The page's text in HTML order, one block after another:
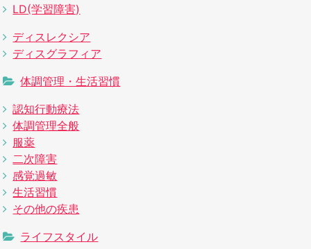
LD(学習障害)
ディスレクシア
ディスグラフィア
体調管理・生活習慣
認知行動療法
体調管理全般
服薬
二次障害
感覚過敏
生活習慣
その他の疾患
ライフスタイル